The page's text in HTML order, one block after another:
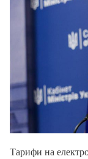
Тарифи на